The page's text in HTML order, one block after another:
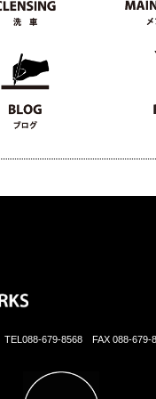
TEL088-679-8568 FAX 088-679-